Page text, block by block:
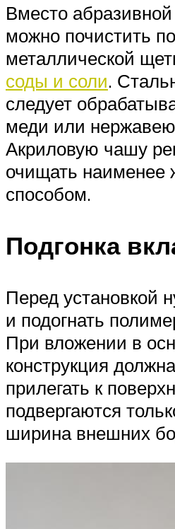
Вместо
можно почистить
металлической
соды и соли.
следует
меди или
Акриловую чашу
очищать наименее
способом.
Подгонка
Перед установкой
и подогнать
При вложении в
конструкция
прилегать к
подвергаются
ширина внешних